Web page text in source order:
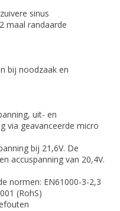
sinus
maal randaarde
bij noodzaak en
uit- en
via geavanceerde micro
bij 21,6V. De
accuspanning van 20,4V.
normen: EN61000-3-2,3
(RohS)